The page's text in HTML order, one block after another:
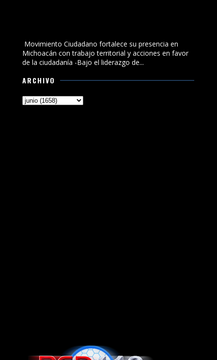
Movimiento Ciudadano fortalece su presencia en
Michoacán con trabajo territorial y acciones en favor
de la ciudadanía -Bajo el liderazgo de...
ARCHIVO